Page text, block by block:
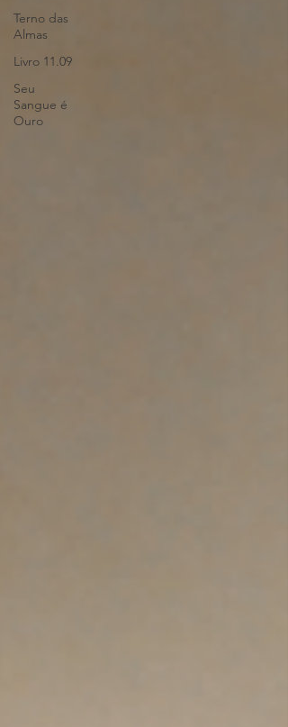
Terno das
Almas
Livro 11.09
Seu
Sangue é
Ouro